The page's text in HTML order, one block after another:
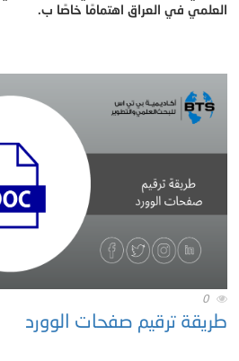
العلمي في العراق اهتمامًا خاصًا ب.
0
طريقة ترقيم صفحات الوورد